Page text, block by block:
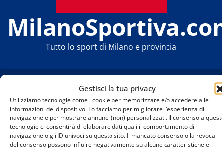
Gestisci la tua privacy
Utilizziamo tecnologie come i cookie per memorizzare e/o accedere alle
informazioni del dispositivo. Lo facciamo per migliorare l'esperienza di
navigazione e per mostrare annunci (non) personalizzati. Il consenso a
tecnologie ci consentirà di elaborare dati quali il comportamento di
navigazione o gli ID univoci su questo sito. Il mancato consenso o la revoca
del consenso possono influire negativamente su alcune caratteristiche e
Tutto lo sport di Milano e provincia
Home
World Team Trophy 2025: l’Italia alla conquista del